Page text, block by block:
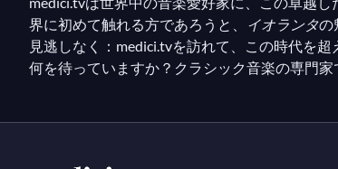
界に初めて触れる方であろうと、
イオランタの
見逃しなく：medici.tvを訪れて、この時代を
何を待っていますか？クラシック音楽の専門